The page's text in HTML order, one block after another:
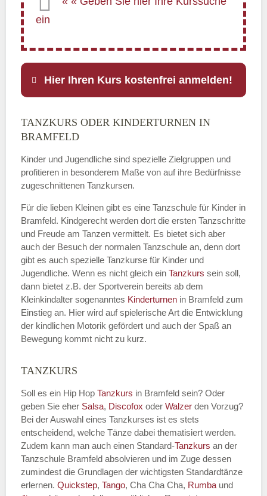
Hier Ihren Kurs kostenfrei anmelden!
E-Mail*
Name der Tanzschule
Kontakt E-Mail
Name des Tanzkurs*
TANZKURS ODER KINDERTURNEN IN
BRAMFELD
Kinder und Jugendliche sind spezielle Zielgruppen und
profitieren in besonderem Maße von auf ihre Bedürfnisse
zugeschnittenen Tanzkursen.
Für die lieben Kleinen gibt es eine Tanzschule für Kinder in
Bramfeld. Kindgerecht werden dort die ersten Tanzschritte
und Freude am Tanzen vermittelt. Es bietet sich aber
auch der Besuch der normalen Tanzschule an, denn dort
gibt es auch spezielle Tanzkurse für Kinder und
Jugendliche. Wenn es nicht gleich ein Tanzkurs sein soll,
dann bietet z.B. der Sportverein bereits ab dem
Kleinkindalter sogenanntes Kinderturnen in Bramfeld zum
Einstieg an. Hier wird auf spielerische Art die Entwicklung
der kindlichen Motorik gefördert und auch der Spaß an
Bewegung kommt nicht zu kurz.
TANZKURS
Soll es ein Hip Hop Tanzkurs in Bramfeld sein? Oder
geben Sie eher Salsa, Discofox oder Walzer den Vorzug?
Bei der Auswahl eines Tanzkurses ist es stets
entscheidend, welche Tänze dabei thematisiert werden.
Zudem kann man auch einen Standard-Tanzkurs an der
Tanzschule Bramfeld absolvieren und im Zuge dessen
zumindest die Grundlagen der wichtigsten Standardtänze
erlernen. Quickstep, Tango, Cha Cha Cha, Rumba und